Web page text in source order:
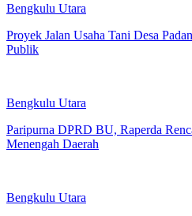
Bengkulu Utara
Proyek Jalan Usaha Tani Desa
Publik
Bengkulu Utara
Paripurna DPRD BU, Raperda
Menengah Daerah
Bengkulu Utara